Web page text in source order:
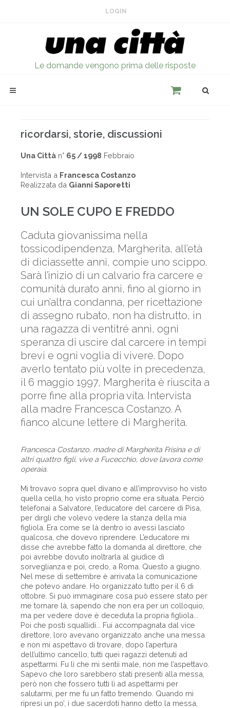
LOGIN
Le domande vengono prima delle risposte
ricordarsi, storie, discussioni
Una Città n° 65 / 1998 Febbraio
Intervista a Francesca Costanzo
Realizzata da Gianni Saporetti
UN SOLE CUPO E FREDDO
Caduta giovanissima nella
tossicodipendenza, Margherita, all’età
di diciassette anni, compie uno scippo.
Sarà l’inizio di un calvario fra carcere e
comunità durato anni, fino al giorno in
cui un’altra condanna, per ricettazione
di assegno rubato, non ha distrutto, in
una ragazza di ventitré anni, ogni
speranza di uscire dal carcere in tempi
brevi e ogni voglia di vivere. Dopo
averlo tentato più volte in precedenza,
il 6 maggio 1997, Margherita è riuscita a
porre fine alla propria vita. Intervista
alla madre Francesca Costanzo. A
fianco alcune lettere di Margherita.
Francesca Costanzo, madre di Margherita Frisina e di
altri quattro figli, vive a Fucecchio, dove lavora come
operaia.
Mi trovavo sopra quel divano e all’improvviso ho visto
quella cella, ho visto proprio come era situata. Perciò
telefonai a Salvatore, l’educatore del carcere di Pisa,
per dirgli che volevo vedere la stanza della mia
figliola. Era come se là dentro io avessi lasciato
qualcosa, che dovevo riprendere. L’educatore mi
disse che avrebbe fatto la domanda al direttore, che
poi avrebbe dovuto inoltrarla al giudice di
sorveglianza e poi, credo, a Roma. Questo a giugno.
Nel mese di settembre è arrivata la comunicazione
che potevo andare. Ho organizzato tutto per il 6 di
ottobre. Si può immaginare cosa può essere stato per
me tornare là, sapendo che non era per un colloquio,
ma per vedere dove è deceduta la propria figliola...
Poi che posti squallidi... Fui accompagnata dal vice
direttore, loro avevano organizzato anche una messa
e non mi aspettavo di trovare, dopo l’apertura
dell’ultimo cancello, tutti quei ragazzi detenuti ad
aspettarmi. Fu lì che mi sentii male, non me l’aspettavo.
Sapevo che loro sarebbero stati presenti alla messa,
però non che fossero tutti lì ad aspettarmi per
salutarmi, per me fu un fatto tremendo. Quando mi
ripresi un po’, i due sacerdoti hanno detto la messa,